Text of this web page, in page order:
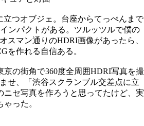
立つオブジェ。台座からてっぺんまで
ンパクトがある。ツルッツルで僕の
スマン通りのHDRI画像があったら、
を作れる自信ある。
京の街角で360度全周囲HDRI写真を撮
せ、「渋谷スクランブル交差点に立
ニセ写真を作ろうと思ってたけど、実
った。